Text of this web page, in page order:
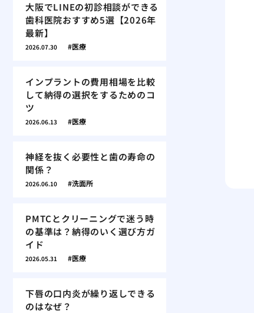
大阪でLINEの初診相談ができる
歯科医院おすすめ5選【2026年
最新】
2026.07.30 医療
インプラントの費用相場を比較
して納得の選択をするためのコ
ツ
2026.06.13 医療
神経を抜く必要性と歯の寿命の
関係？
2026.06.10 洗面所
PMTCとクリーニングで迷う時
の基準は？納得のいく選び方ガ
イド
2026.05.31 医療
下唇の口内炎が繰り返しできる
のはなぜ？